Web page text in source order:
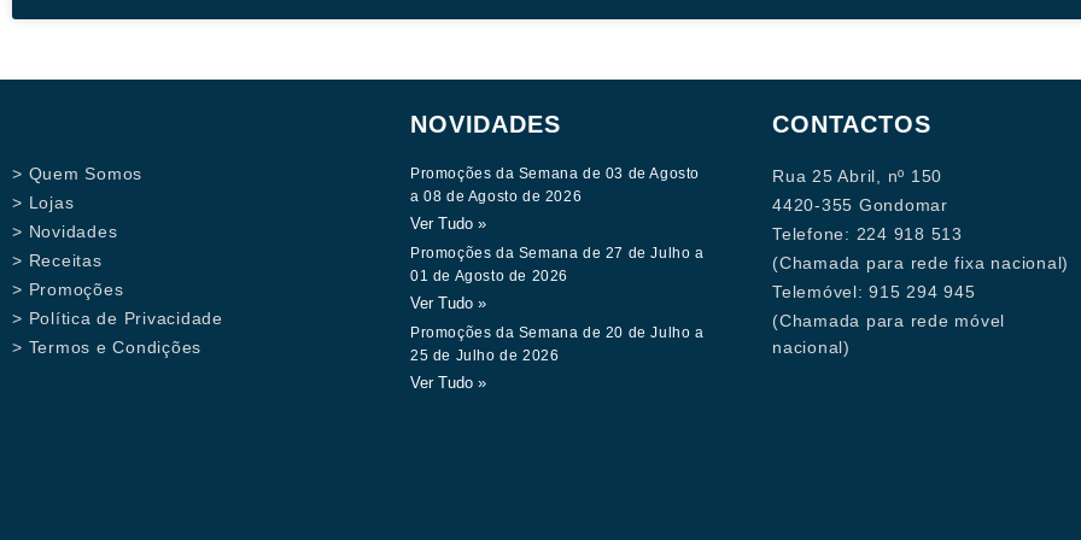
> Quem Somos
> Lojas
> Novidades
> Receitas
> Promoções
> Política de Privacidade
> Termos e Condições
NOVIDADES
Promoções da Semana de 03 de Agosto
a 08 de Agosto de 2026
Ver Tudo »
Promoções da Semana de 27 de Julho a
01 de Agosto de 2026
Ver Tudo »
Promoções da Semana de 20 de Julho a
25 de Julho de 2026
Ver Tudo »
CONTACTOS
Rua 25 Abril, nº 150
4420-355 Gondomar
Telefone: 224 918 513
(Chamada para rede fixa nacional)
Telemóvel: 915 294 945
(Chamada para rede móvel
nacional)